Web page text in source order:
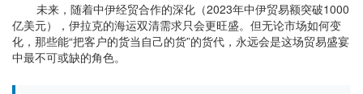
未来，随着中伊经贸合作的深化（2023年中伊贸易额突破1000
亿美元），伊拉克的海运双清需求只会更旺盛。但无论市场如何变
化，那些能“把客户的货当自己的货”的货代，永远会是这场贸易盛宴
中最不可或缺的角色。